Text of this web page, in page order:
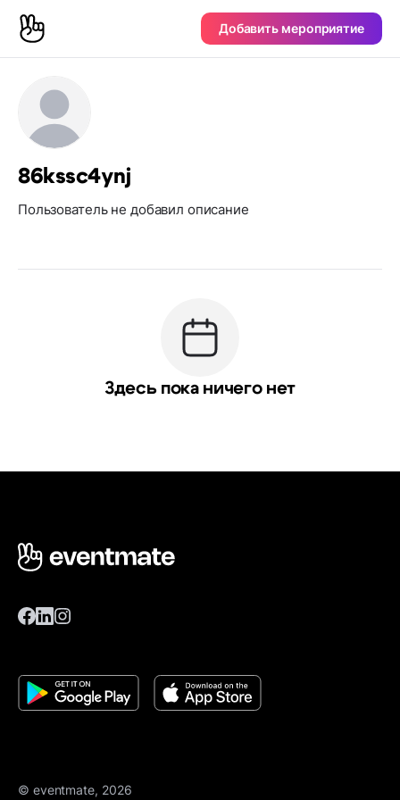
Добавить мероприятие
86kssc4ynj
Пользователь не добавил описание
Здесь пока ничего нет
© eventmate, 2026